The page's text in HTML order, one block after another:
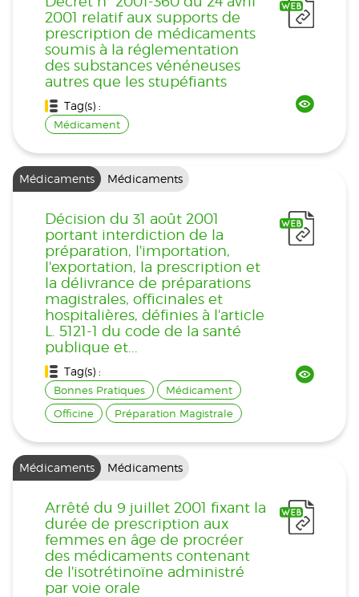
2001 relatif aux supports de
prescription de médicaments
soumis à la réglementation
des substances vénéneuses
autres que les stupéfiants
Tag(s) :
Médicament
Médicaments Médicaments
Décision du 31 août 2001
portant interdiction de la
préparation, l'importation,
l'exportation, la prescription et
la délivrance de préparations
magistrales, officinales et
hospitalières, définies à l'article
L. 5121-1 du code de la santé
publique et...
Tag(s) :
Bonnes Pratiques
Médicament
Officine
Préparation Magistrale
Médicaments Médicaments
Arrêté du 9 juillet 2001 fixant la
durée de prescription aux
femmes en âge de procréer
des médicaments contenant
de l'isotrétinoïne administré
par voie orale